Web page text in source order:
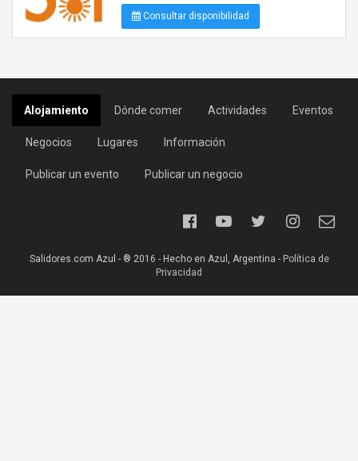
Consultar disponibilidad
Alojamiento Dónde comer Actividades Eventos
Negocios Lugares Información
Publicar un evento Publicar un negocio
Salidores.com Azul - ® 2016 - Hecho en Azul, Argentina - Política de
Privacidad